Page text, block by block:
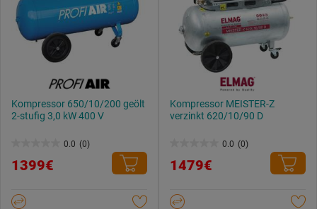
Kompressor 650/10/200 geölt
2-stufig 3,0 kW 400 V
0.0 (0)
von
Sternen.
1399€
Kompressor MEISTER-Z
verzinkt 620/10/90 D
0.0 (0)
von
Sternen.
1479€